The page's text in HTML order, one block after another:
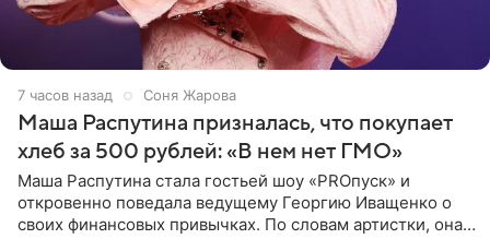
7 часов назад Соня Жарова
Маша Распутина призналась, что покупает
хлеб за 500 рублей: «В нем нет ГМО»
Маша Распутина стала гостьей шоу «PROпуск» и
откровенно поведала ведущему Георгию Иващенко о
своих финансовых привычках. По словам артистки, она